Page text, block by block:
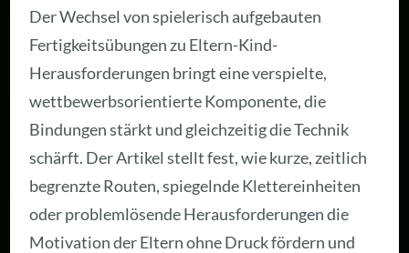
Der Wechsel von spielerisch aufgebauten
Fertigkeitsübungen zu Eltern-Kind-
Herausforderungen bringt eine verspielte,
wettbewerbsorientierte Komponente, die
Bindungen stärkt und gleichzeitig die Technik
schärft. Der Artikel stellt fest, wie kurze, zeitlich
begrenzte Routen, spiegelnde Klettereinheiten
oder problemlösende Herausforderungen die
Motivation der Eltern ohne Druck fördern und